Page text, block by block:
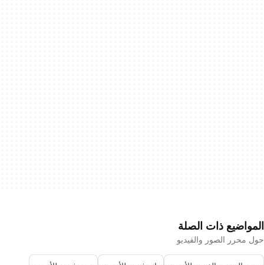
المواضيع ذات الصلة
حول محرر الصور والفيديو